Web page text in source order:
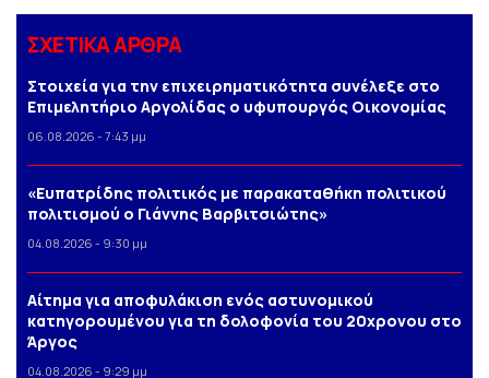
ΣΧΕΤΙΚΑ ΑΡΘΡΑ
Στοιχεία για την επιχειρηματικότητα συνέλεξε στο
Επιμελητήριο Αργολίδας ο υφυπουργός Οικονομίας
06.08.2026 - 7:43 μμ
«Ευπατρίδης πολιτικός με παρακαταθήκη πολιτικού
πολιτισμού ο Γιάννης Βαρβιτσιώτης»
04.08.2026 - 9:30 μμ
Αίτημα για αποφυλάκιση ενός αστυνομικού
κατηγορουμένου για τη δολοφονία του 20χρονου στο
Άργος
04.08.2026 - 9:29 μμ